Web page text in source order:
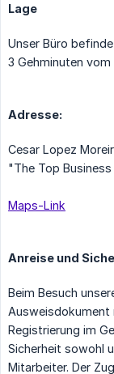
Lage
Unser Büro
3 Gehminuten
Adresse:
Cesar Lopez
"The Top
Maps-Link
Anreise und
Beim Besuch
Ausweisdokument
Registrierung im
Sicherheit sowohl
Mitarbeiter. Der